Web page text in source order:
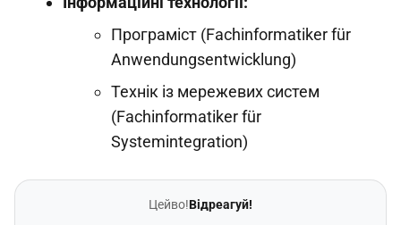
Програміст (Fachinformatiker für
Anwendungsentwicklung)
Технік із мережевих систем
(Fachinformatiker für
Systemintegration)
Цейво!Відреагуй!